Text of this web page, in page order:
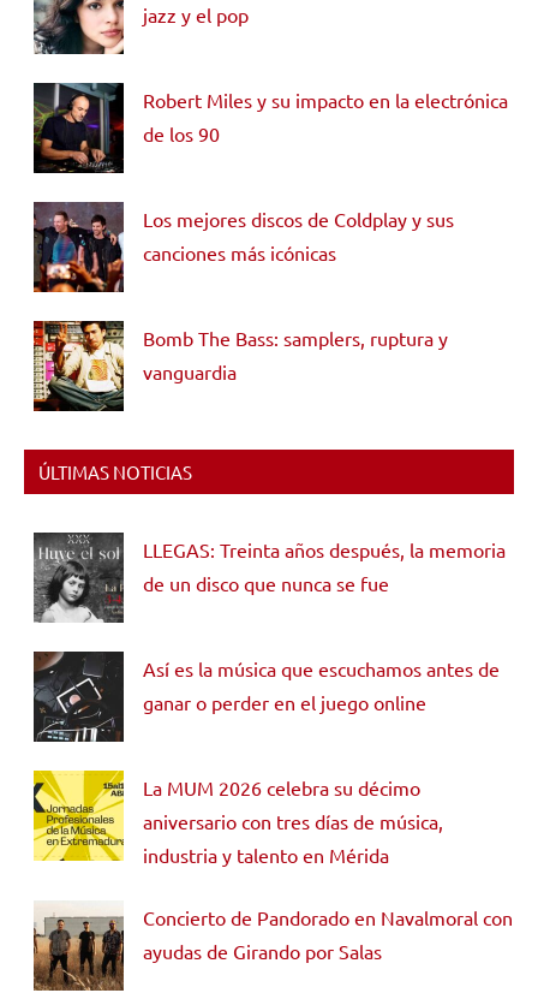
jazz y el pop
Robert Miles y su impacto en la electrónica
de los 90
Los mejores discos de Coldplay y sus
canciones más icónicas
Bomb The Bass: samplers, ruptura y
vanguardia
ÚLTIMAS NOTICIAS
LLEGAS: Treinta años después, la memoria
de un disco que nunca se fue
Así es la música que escuchamos antes de
ganar o perder en el juego online
La MUM 2026 celebra su décimo
aniversario con tres días de música,
industria y talento en Mérida
Concierto de Pandorado en Navalmoral con
ayudas de Girando por Salas